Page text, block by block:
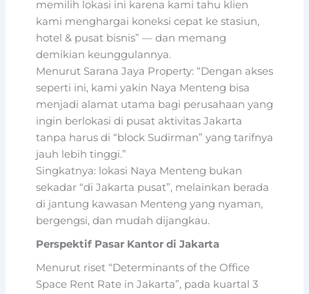
memilih lokasi ini karena kami tahu klien
kami menghargai koneksi cepat ke stasiun,
hotel & pusat bisnis” — dan memang
demikian keunggulannya.
Menurut Sarana Jaya Property: “Dengan akses
seperti ini, kami yakin Naya Menteng bisa
menjadi alamat utama bagi perusahaan yang
ingin berlokasi di pusat aktivitas Jakarta
tanpa harus di “block Sudirman” yang tarifnya
jauh lebih tinggi.”
Singkatnya: lokasi Naya Menteng bukan
sekadar “di Jakarta pusat”, melainkan berada
di jantung kawasan Menteng yang nyaman,
bergengsi, dan mudah dijangkau.
Perspektif Pasar Kantor di Jakarta
Menurut riset “Determinants of the Office
Space Rent Rate in Jakarta”, pada kuartal 3